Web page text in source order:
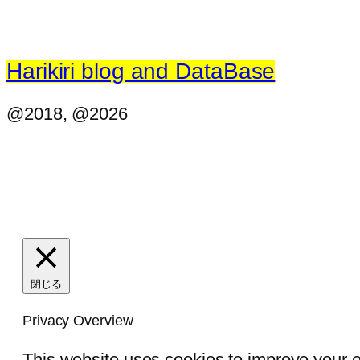
Harikiri blog and DataBase
@2018, @2026
閉じる
Privacy Overview